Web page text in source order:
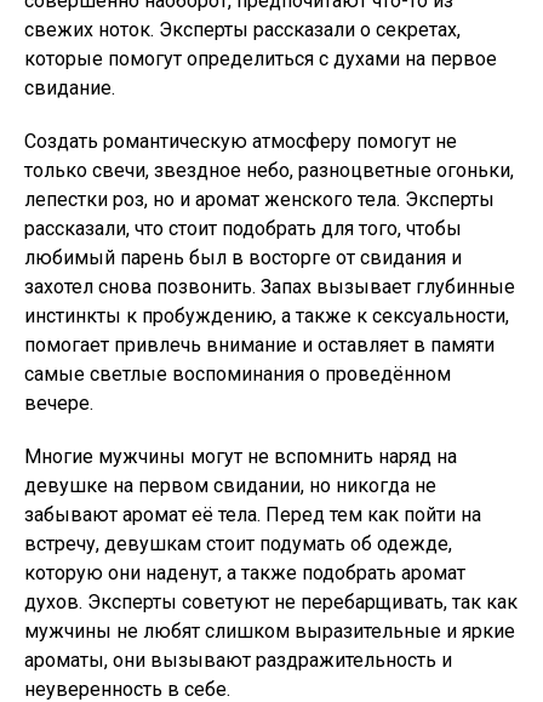
свежих ноток. Эксперты рассказали о секретах,
которые помогут определиться с духами на первое
свидание.
Создать романтическую атмосферу помогут не
только свечи, звездное небо, разноцветные огоньки,
лепестки роз, но и аромат женского тела. Эксперты
рассказали, что стоит подобрать для того, чтобы
любимый парень был в восторге от свидания и
захотел снова позвонить. Запах вызывает глубинные
инстинкты к пробуждению, а также к сексуальности,
помогает привлечь внимание и оставляет в памяти
самые светлые воспоминания о проведённом
вечере.
Многие мужчины могут не вспомнить наряд на
девушке на первом свидании, но никогда не
забывают аромат её тела. Перед тем как пойти на
встречу, девушкам стоит подумать об одежде,
которую они наденут, а также подобрать аромат
духов. Эксперты советуют не перебарщивать, так как
мужчины не любят слишком выразительные и яркие
ароматы, они вызывают раздражительность и
неуверенность в себе.